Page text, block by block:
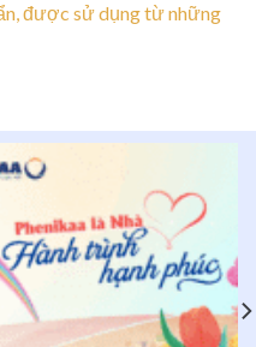
được sử dụng từ những